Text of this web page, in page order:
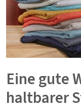
Eine gute
haltbarer